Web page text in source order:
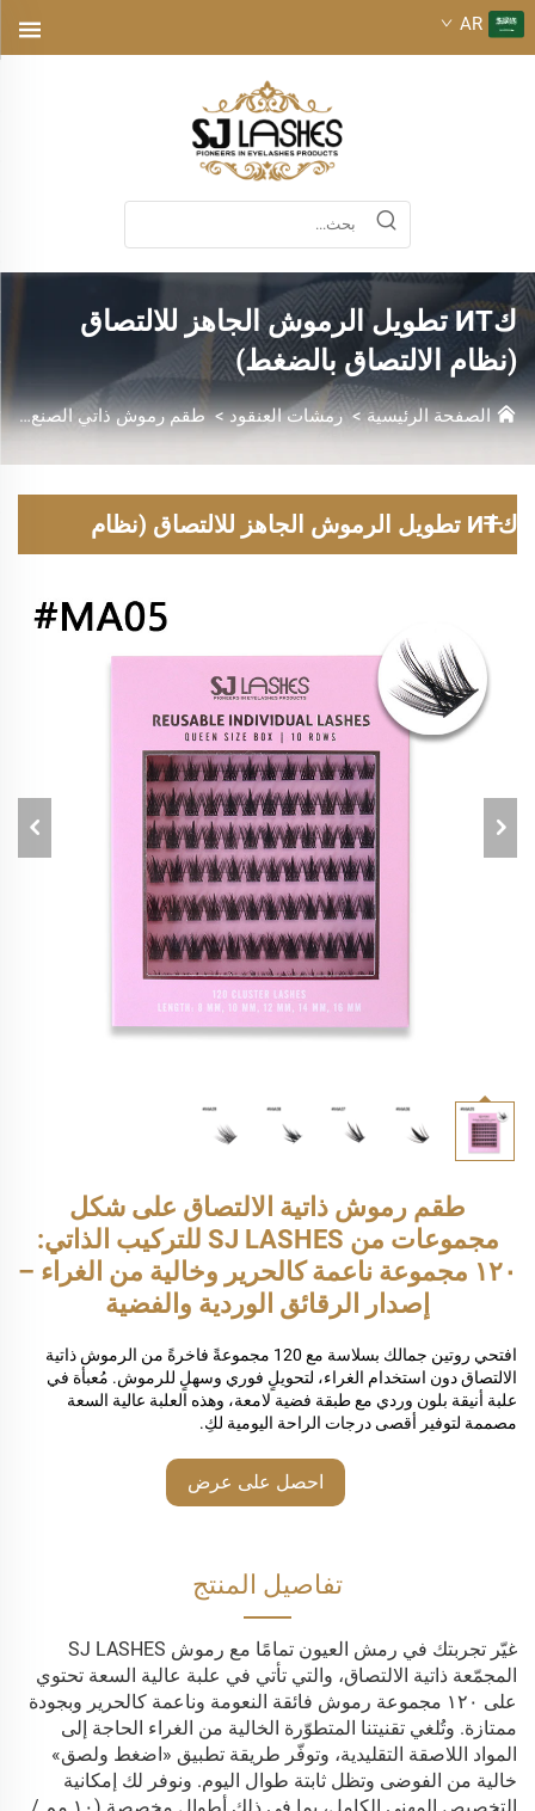
AR
كИТ تطويل الرموش الجاهز للالتصاق
(نظام الالتصاق بالضغط)
الصفحة الرئيسية>رمشات العنقود>طقم رموش ذاتي الصنع مسبق التلصيق (نظام الالتصاق بالضغط)
كИТ تطويل الرموش الجاهز للالتصاق (نظام
طقم رموش ذاتية الالتصاق على شكل
مجموعات من SJ LASHES للتركيب الذاتي:
١٢٠ مجموعة ناعمة كالحرير وخالية من الغراء –
إصدار الرقائق الوردية والفضية
افتحي روتين جمالك بسلاسة مع 120 مجموعةً فاخرةً من الرموش ذاتية
الالتصاق دون استخدام الغراء، لتحويلٍ فوري وسهلٍ للرموش. مُعبأة في
علبة أنيقة بلون وردي مع طبقة فضية لامعة، وهذه العلبة عالية السعة
مصممة لتوفير أقصى درجات الراحة اليومية لكِ.
احصل على عرض
تفاصيل المنتج
غيّر تجربتك في رمش العيون تمامًا مع رموش SJ LASHES
المجمّعة ذاتية الالتصاق، والتي تأتي في علبة عالية السعة تحتوي
على ١٢٠ مجموعة رموش فائقة النعومة وناعمة كالحرير وبجودة
ممتازة. وتُلغي تقنيتنا المتطوّرة الخالية من الغراء الحاجة إلى
المواد اللاصقة التقليدية، وتوفّر طريقة تطبيق «اضغط ولصق»
خالية من الفوضى وتظل ثابتة طوال اليوم. ونوفر لك إمكانية